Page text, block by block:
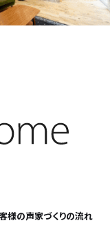
様の声家づくりの流れ